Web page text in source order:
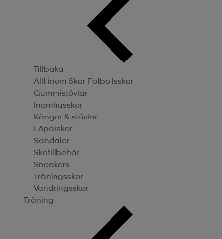
Tillbaka
Allt inom Skor Fotbollsskor
Gummistövlar
Inomhusskor
Kängor & stövlar
Löparskor
Sandaler
Skotillbehör
Sneakers
Träningsskor
Vandringsskor
Träning